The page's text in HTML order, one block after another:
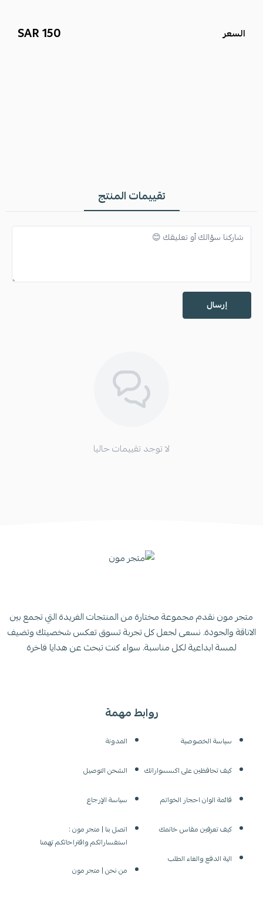
السعر 150 SAR
تقييمات المنتج
إرسال
لا توجد تقييمات حاليا
روابط مهمة
سياسة الخصوصية
كيف تحافظين على اكسسواراتك
قائمة الوان احجار الخواتم
كيف تعرفين مقاس خاتمك
الية الدفع والغاء الطلب
المدونة
الشحن التوصيل
سياسة الإرجاع
اتصل بنا | متجر مون :
استفساراتكم واقتراحاتكم تهمنا
من نحن | متجر مون
متجر مون نقدم مجموعة مختارة من المنتجات الفريدة التي تجمع بين
الاناقة والجودة. نسعى لجعل كل تجربة تسوق تعكس شخصيتك وتضيف
لمسة ابداعية لكل مناسبة. سواء كنت تبحث عن هدايا فاخرة